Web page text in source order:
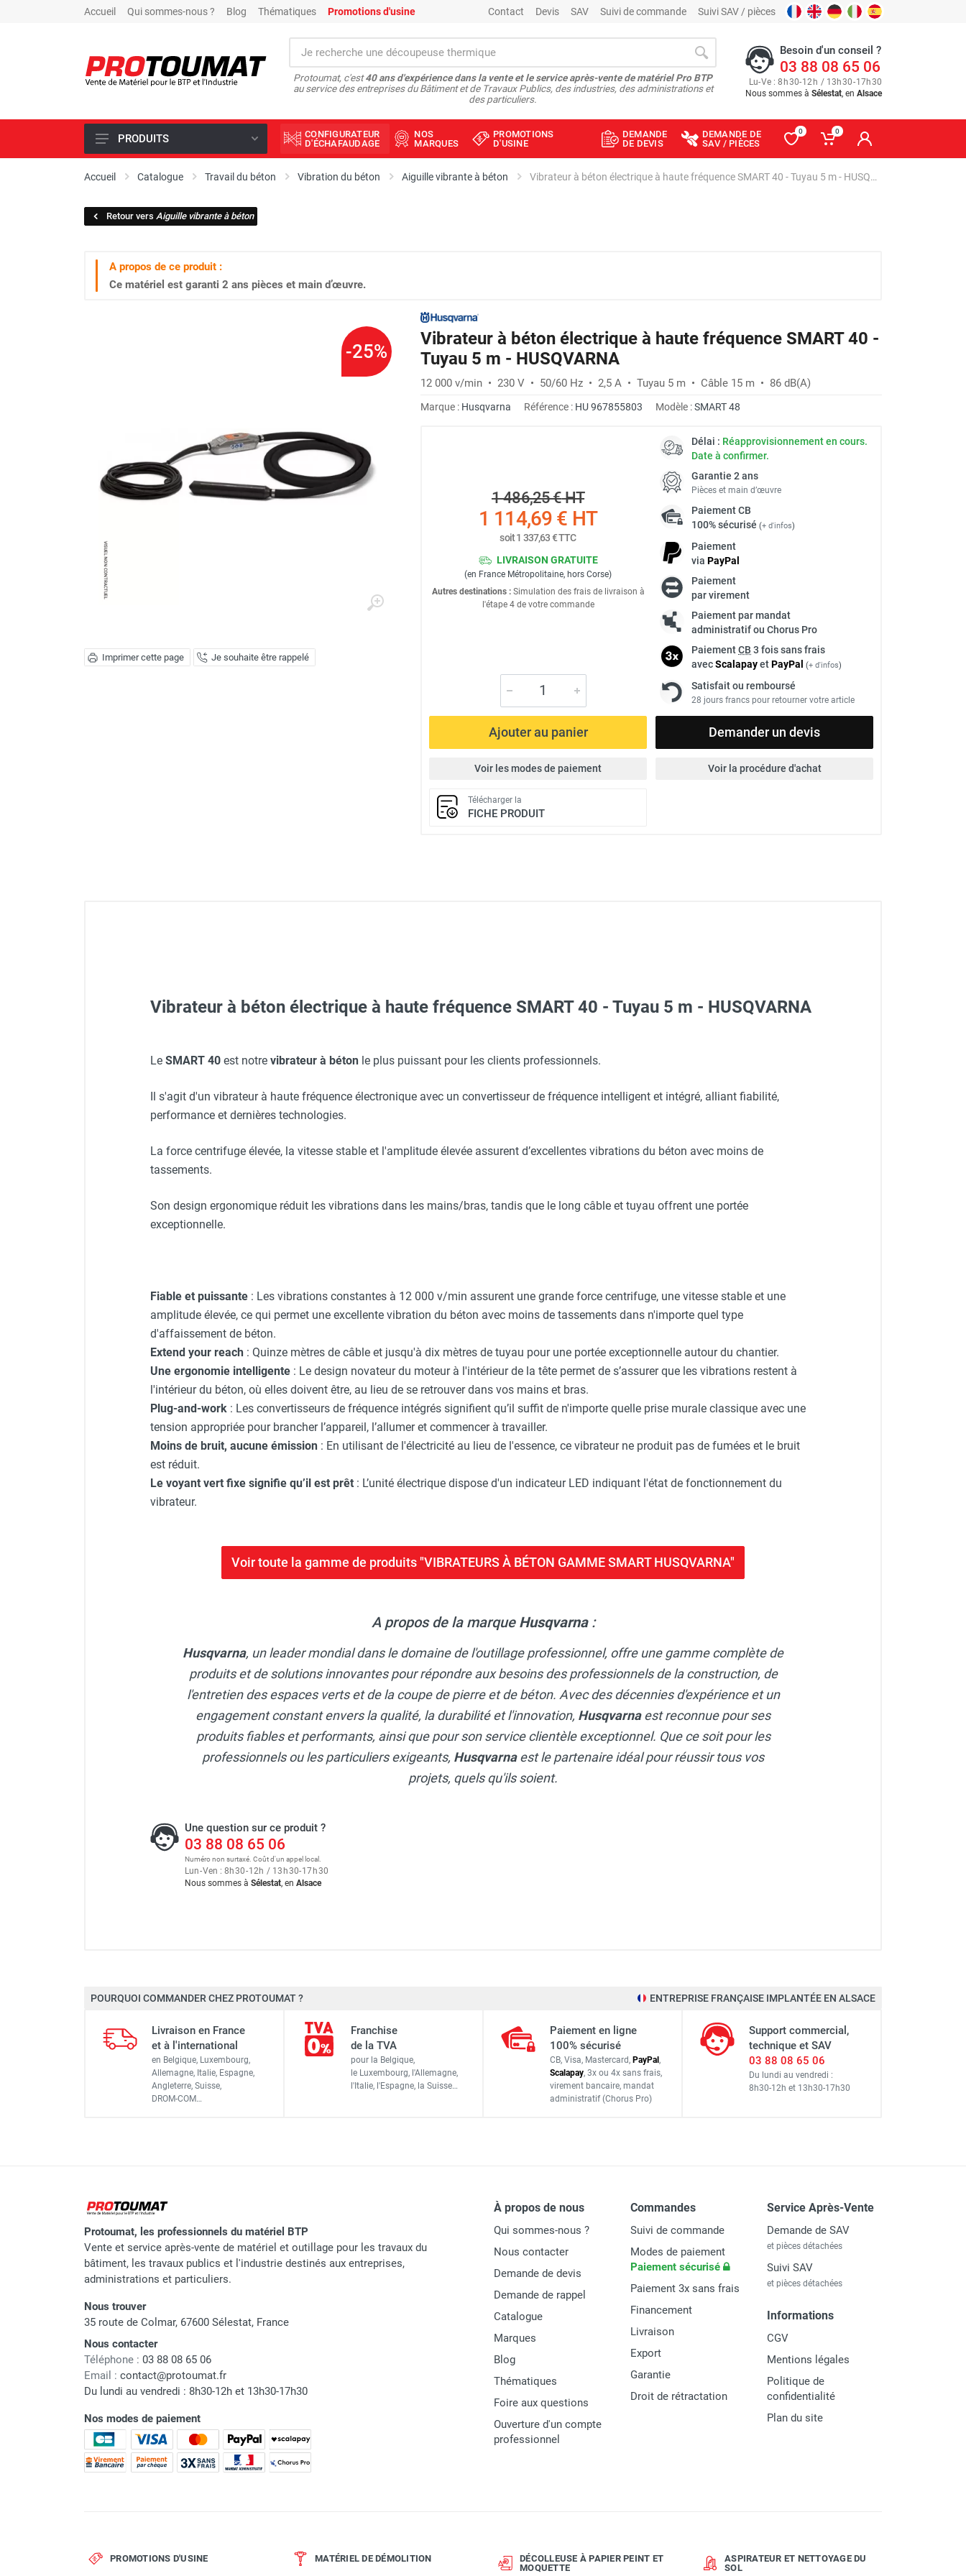
Accueil Qui sommes-nous ? Blog Thématiques Promotions d'usine Contact Devis SAV Suivi de commande Suivi SAV / pièces
Protoumat, c'est40 ans d'expérience dans la vente et le service après-vente de matériel Pro BTP
au service des entreprises du Bâtiment et de Travaux Publics, des industries, des administrations et
des particuliers.
Besoin d'un conseil ?
03 88 08 65 06
Lu-Ve : 8h30-12h / 13h30-17h30
Nous sommes à Sélestat, en Alsace
PROMOTIONS D'USINE
SCIAGE ET FORAGE
TRAVAIL DU BÉTON
MACHINE DE PROJECTION ET
MATÉRIEL DE SABLAGE
GROUPES ÉLECTROGÈNE, DE
PRODUITS
CONFIGURATEUR
D'ÉCHAFAUDAGE
NOS
MARQUES
PROMOTIONS
D'USINE
DEMANDE
DE DEVIS
DEMANDE DE
SAV / PIÈCES
0 0
Accueil Catalogue Travail du béton Vibration du béton Aiguille vibrante à béton Vibrateur à béton électrique à haute fréquence SMART 40 - Tuyau 5 m - HUSQVARNA
Retour vers Aiguille vibrante à béton
A propos de ce produit :
Ce matériel est garanti 2 ans pièces et main d’œuvre.
-25%
Imprimer cette page Je souhaite être rappelé
Vibrateur à béton électrique à haute fréquence SMART 40 -
Tuyau 5 m - HUSQVARNA
12 000 v/min • 230 V • 50/60 Hz • 2,5 A • Tuyau 5 m • Câble 15 m • 86 dB(A)
Marque : Husqvarna Référence : HU 967855803 Modèle :SMART 48
1 486,25 €HT
1 114,69 € HT
soit1 337,63 €TTC
LIVRAISON GRATUITE
(en France Métropolitaine, hors Corse)
Autres destinations :Simulation des frais de livraison à
l'étape 4 de votre commande
Délai : Réapprovisionnement en cours.
Date à confirmer.
Garantie 2 ans
Pièces et main d’œuvre
PaiementCB
100% sécurisé (+ d'infos)
Paiement
via PayPal
Paiement
par virement
Paiement par mandat
administratif ou Chorus Pro
PaiementCB 3 fois sans frais
avecScalapayetPayPal (+ d'infos)
Satisfait ou remboursé
28 jours francs pour retourner votre article
Ajouter au panier Demander un devis
Voir les modes de paiement Voir la procédure d'achat
Télécharger la
FICHE PRODUIT
Protecteur d'oreilles avec serre-tête réglable - HUSQVARNA
Veste de chantier PE10J - Taille XXL - HUSQVARNA
Veste de chantier PE10J - Taille L - HUSQVARNA
Visière V 10 - HUSQVARNA
Vibrateur à béton électrique à haute fréquence SMART 40 - Tuyau 5 m - HUSQVARNA
Le SMART 40 est notre vibrateur à béton le plus puissant pour les clients professionnels.
Il s'agit d'un vibrateur à haute fréquence électronique avec un convertisseur de fréquence intelligent et intégré, alliant fiabilité,
performance et dernières technologies.
La force centrifuge élevée, la vitesse stable et l'amplitude élevée assurent d’excellentes vibrations du béton avec moins de
tassements.
Son design ergonomique réduit les vibrations dans les mains/bras, tandis que le long câble et tuyau offrent une portée
exceptionnelle.
Fiable et puissante : Les vibrations constantes à 12 000 v/min assurent une grande force centrifuge, une vitesse stable et une
amplitude élevée, ce qui permet une excellente vibration du béton avec moins de tassements dans n'importe quel type
d'affaissement de béton.
Extend your reach : Quinze mètres de câble et jusqu'à dix mètres de tuyau pour une portée exceptionnelle autour du chantier.
Une ergonomie intelligente : Le design novateur du moteur à l'intérieur de la tête permet de s’assurer que les vibrations restent à
l'intérieur du béton, où elles doivent être, au lieu de se retrouver dans vos mains et bras.
Plug-and-work : Les convertisseurs de fréquence intégrés signifient qu’il suffit de n'importe quelle prise murale classique avec une
tension appropriée pour brancher l’appareil, l’allumer et commencer à travailler.
Moins de bruit, aucune émission : En utilisant de l'électricité au lieu de l'essence, ce vibrateur ne produit pas de fumées et le bruit
est réduit.
Le voyant vert fixe signifie qu’il est prêt : L’unité électrique dispose d'un indicateur LED indiquant l'état de fonctionnement du
vibrateur.
Voir toute la gamme de produits "VIBRATEURS À BÉTON GAMME SMART HUSQVARNA"
A propos de la marque Husqvarna:
Husqvarna, un leader mondial dans le domaine de l'outillage professionnel, offre une gamme complète de
produits et de solutions innovantes pour répondre aux besoins des professionnels de la construction, de
l'entretien des espaces verts et de la coupe de pierre et de béton. Avec des décennies d'expérience et un
engagement constant envers la qualité, la durabilité et l'innovation, Husqvarnaest reconnue pour ses
produits fiables et performants, ainsi que pour son service clientèle exceptionnel. Que ce soit pour les
professionnels ou les particuliers exigeants, Husqvarnaest le partenaire idéal pour réussir tous vos
projets, quels qu'ils soient.
Une question sur ce produit ?
03 88 08 65 06
Numéro non surtaxé. Coût d'un appel local.
Lun-Ven : 8h30-12h / 13h30-17h30
Nous sommes à Sélestat, en Alsace
Diamètre du tube
Vibrations 12 000 v/min
Tension 230 V
Fréquence 50/60 Hz
Puissance sonore
Valeur de vibration 4,62 m/s²
Marque
Nom du modèle
Code EAN
Classement produit
Vibrateur à béton électrique à haute fréquence SMART 65 - Tuyau 5 m - HUSQVARNA
Vibrateur à béton électrique à haute fréquence SMART 48 - Tuyau 5 m - HUSQVARNA
Vibrateur à béton électrique à haute fréquence SMART 56 - Tuyau 8 m - HUSQVARNA
POURQUOI COMMANDER CHEZ PROTOUMAT ? ENTREPRISE FRANÇAISE IMPLANTÉE EN ALSACE
Livraison en France
et à l'international
en Belgique, Luxembourg,
Allemagne, Italie, Espagne,
Angleterre, Suisse,
DROM-COM…
Franchise
de la TVA
pour la Belgique,
le Luxembourg, l'Allemagne,
l'Italie, l'Espagne, la Suisse…
Paiement en ligne
100% sécurisé
CB, Visa, Mastercard, PayPal,
Scalapay, 3x ou 4x sans frais,
virement bancaire, mandat
administratif (Chorus Pro)
Support commercial,
technique et SAV
03 88 08 65 06
Du lundi au vendredi :
8h30-12h et 13h30-17h30
Protoumat, les professionnels du matériel BTP
Vente et service après-vente de matériel et outillage pour les travaux du
bâtiment, les travaux publics et l'industrie destinés aux entreprises,
administrations et particuliers.
Nous trouver
35 route de Colmar, 67600 Sélestat, France
Nous contacter
Téléphone : 03 88 08 65 06
Email : contact@protoumat.fr
Du lundi au vendredi : 8h30-12h et 13h30-17h30
Nos modes de paiement
À propos de nous
Qui sommes-nous ?
Nous contacter
Demande de devis
Demande de rappel
Catalogue
Marques
Blog
Thématiques
Foire aux questions
Ouverture d'un compte
professionnel
Commandes
Suivi de commande
Modes de paiement
Paiement sécurisé
Paiement 3x sans frais
Financement
Livraison
Export
Garantie
Droit de rétractation
Service Après-Vente
Demande de SAV
et pièces détachées
Suivi SAV
et pièces détachées
Informations
CGV
Mentions légales
Politique de
confidentialité
Plan du site
PROMOTIONS D'USINE MATÉRIEL DE DÉMOLITION
DÉCOLLEUSE À PAPIER PEINT ET
MOQUETTE
ASPIRATEUR ET NETTOYAGE DU
SOL